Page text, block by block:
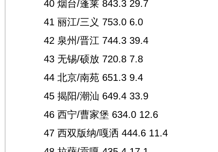
40 烟台/蓬莱 843.3 29.7
41 丽江/三义 753.0 6.0
42 泉州/晋江 744.3 39.4
43 无锡/硕放 720.8 7.8
44 北京/南苑 651.3 9.4
45 揭阳/潮汕 649.4 33.9
46 西宁/曹家堡 634.0 12.6
47 西双版纳/嘎洒 444.6 11.4